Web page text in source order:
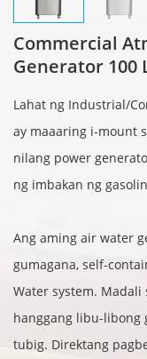
Commercial
Generator 100
Lahat ng Industrial/
ay maaaring i-mount
nilang power
ng imbakan ng
Ang aming air water
gumagana, self-
Water system.
hanggang libu-libong
tubig. Direktang